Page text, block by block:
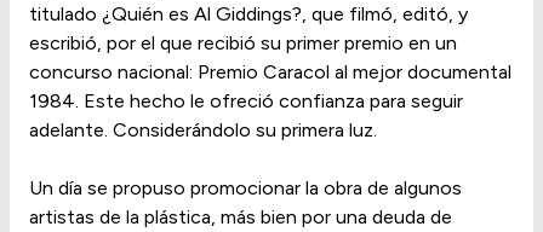
titulado ¿Quién es Al Giddings?, que filmó, editó, y
escribió, por el que recibió su primer premio en un
concurso nacional: Premio Caracol al mejor documental
1984. Este hecho le ofreció confianza para seguir
adelante. Considerándolo su primera luz.
Un día se propuso promocionar la obra de algunos
artistas de la plástica, más bien por una deuda de